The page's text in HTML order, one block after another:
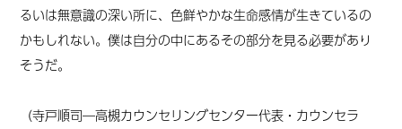
るいは無意識の深い所に、色鮮やかな生命感情が生きているの
かもしれない。僕は自分の中にあるその部分を見る必要があり
そうだ。
（寺戸順司―高槻カウンセリングセンター代表・カウンセラ